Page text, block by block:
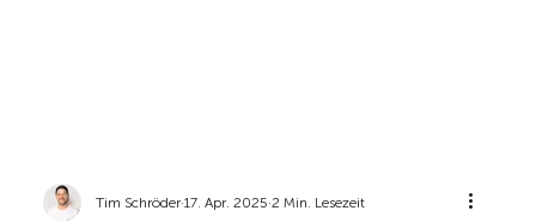
Tim Schröder 17. Apr. 2025 2 Min. Lesezeit